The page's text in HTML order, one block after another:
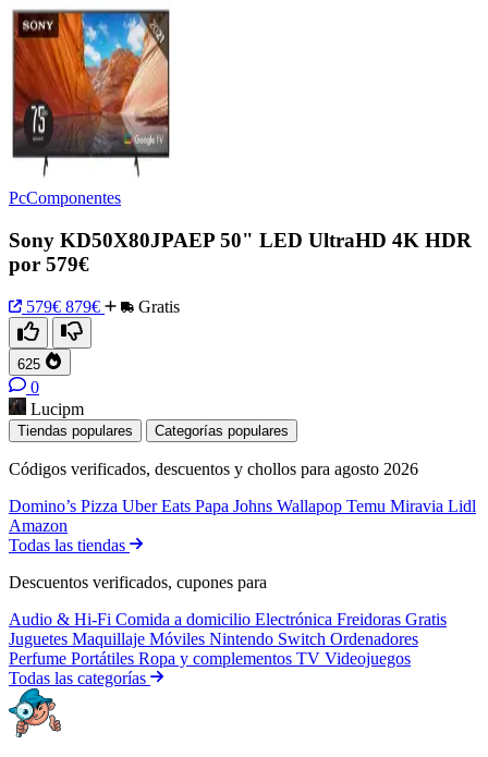
PcComponentes
Sony KD50X80JPAEP 50" LED UltraHD 4K HDR
por 579€
579€ 879€ Gratis
625
0
Lucipm
Tiendas populares Categorías populares
Códigos verificados, descuentos y chollos para agosto 2026
Domino’s Pizza Uber Eats Papa Johns Wallapop Temu Miravia Lidl
Amazon
Todas las tiendas
Descuentos verificados, cupones para
Audio & Hi-Fi Comida a domicilio Electrónica Freidoras Gratis
Juguetes Maquillaje Móviles Nintendo Switch Ordenadores
Perfume Portátiles Ropa y complementos TV Videojuegos
Todas las categorías